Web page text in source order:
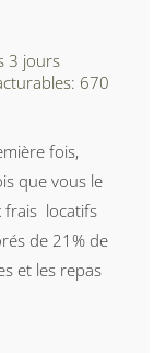
3 jours
670
fois,
que vous le
frais locatifs
de 21% de
et les repas